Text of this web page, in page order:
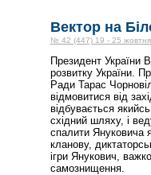
Вектор на
№ 42 (447) 19 - 25 жовтня
Президент України
розвитку України.
Ради Тарас
відмовитися від
відбувається
східний шляху, і
спалити Януковича
кланову,
ігри Янукович,
самознищення.